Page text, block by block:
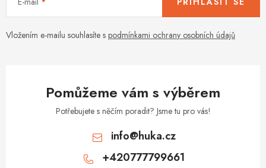
Vložením e-mailu souhlasíte s podmínkami ochrany osobních údajů
Pomůžeme vám s výběrem
Potřebujete s něčím poradit? Jsme tu pro vás!
info@huka.cz
+420777799661